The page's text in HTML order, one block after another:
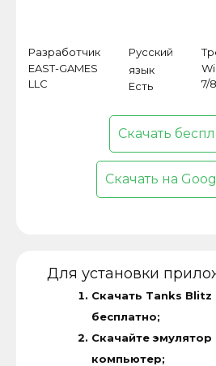
Разработчик
EAST-GAMES
LLC
Русский
язык
Есть
7/
Скачать
Скачать на
Для установки
Скачать Tanks Blitz
бесплатно;
Скачайте эмулятор
компьютер;